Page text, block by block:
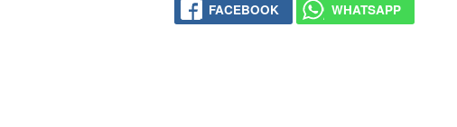
FACEBOOK WHATSAPP